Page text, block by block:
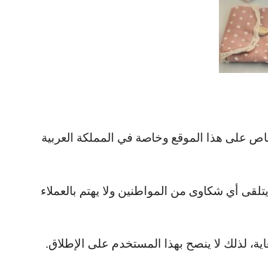
على هذا الموقع وخاصة في المملكة العربية
أي شكاوى من المواطنين ولا يهتم بالعملاء
لذلك لا ينصح بهذا المستخدم على الإطلاق.